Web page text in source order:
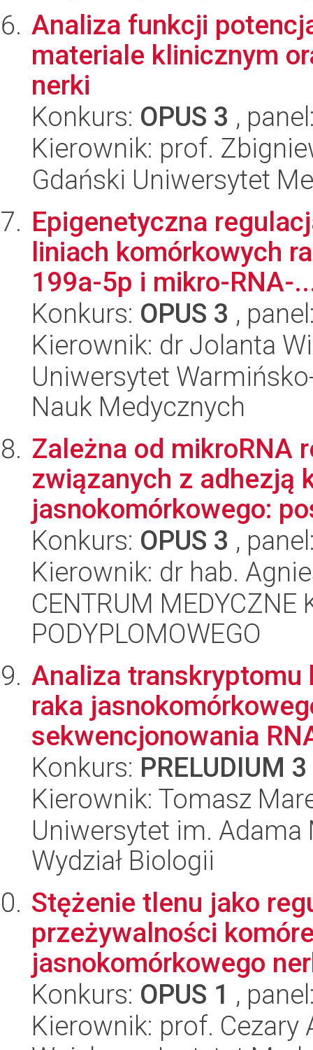
Analiza funkcji
materiale klinicznym
nerki
Konkurs: OPUS 3 ,
Kierownik: prof.
Gdański Uniwersytet
Epigenetyczna
liniach komórkowych
199a-5p i mikro-RNA-
Konkurs: OPUS 3 ,
Kierownik: dr Jolanta
Uniwersytet
Nauk Medycznych
Zależna od mikroRNA
związanych z adhezją
jasnokomórkowego:
Konkurs: OPUS 3 ,
Kierownik: dr hab.
CENTRUM MEDYCZNE
PODYPLOMOWEGO
Analiza
raka
sekwencjonowania
Konkurs: PRELUDIUM 3
Kierownik: Tomasz
Uniwersytet im.
Wydział Biologii
Stężenie tlenu jako
przeżywalności
jasnokomórkowego
Konkurs: OPUS 1 ,
Kierownik: prof. Cezary